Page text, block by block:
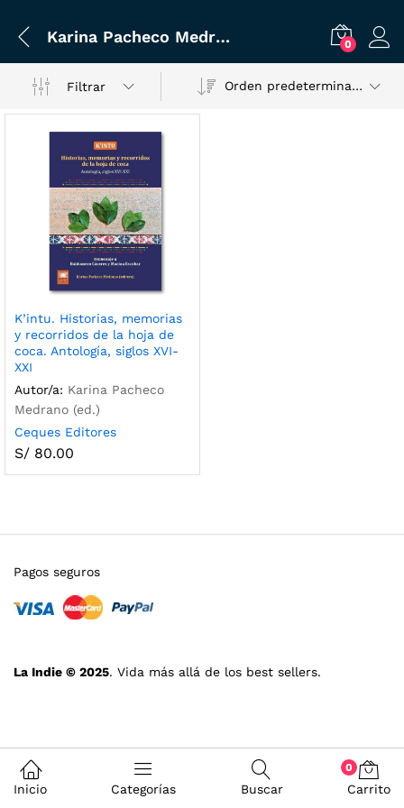
Karina Pacheco Medrano (ed.) 0
Filtrar Orden predeterminado
K’intu. Historias, memorias
y recorridos de la hoja de
coca. Antología, siglos XVI-
XXI
Autor/a: Karina Pacheco
Medrano (ed.)
Ceques Editores
S/ 80.00
La Indie © 2025. Vida más allá de los best sellers.
Pagos seguros
Inicio Categorías Buscar
0
Carrito